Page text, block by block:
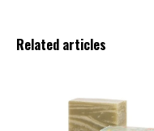
Related articles